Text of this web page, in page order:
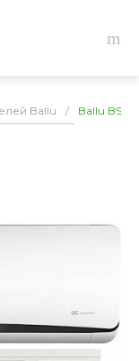
Ballu / Ballu